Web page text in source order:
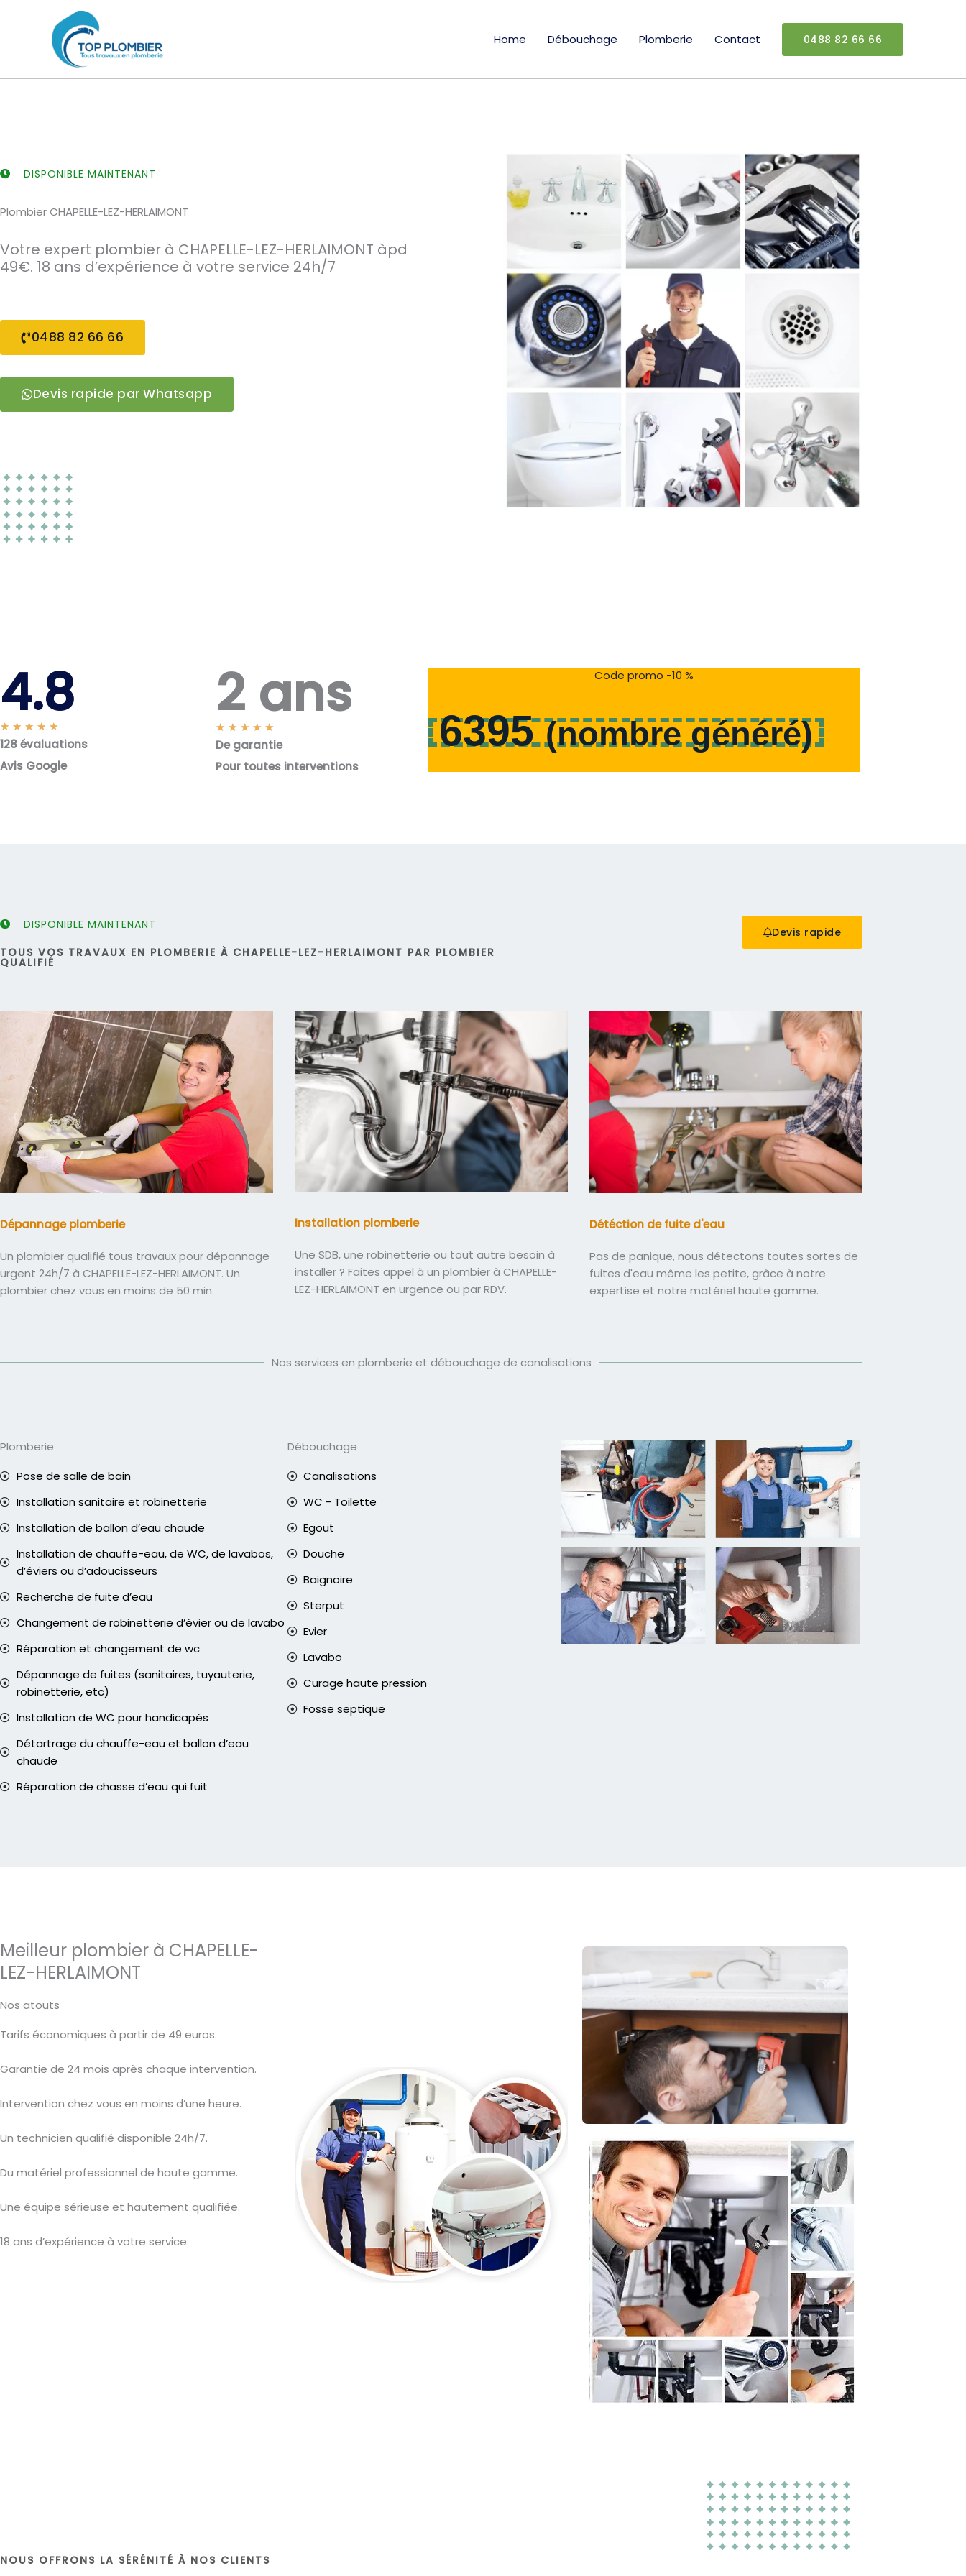
Home Débouchage Plomberie Contact 0488 82 66 66
DISPONIBLE MAINTENANT
Plombier CHAPELLE-LEZ-HERLAIMONT
Votre expert plombier à CHAPELLE-LEZ-HERLAIMONT àpd
49€. 18 ans d’expérience à votre service 24h/7
0488 82 66 66
Devis rapide par Whatsapp
4.8
★ ★ ★ ★ ★
o
t
128 évaluations
Avis Google
2 ans
★ ★ ★ ★ ★
o
De garantie
Pour toutes interventions
Code promo -10 %
6395(nombre généré)
DISPONIBLE MAINTENANT
TOUS VOS TRAVAUX EN PLOMBERIE À CHAPELLE-LEZ-HERLAIMONT PAR PLOMBIER
QUALIFIÉ
Devis rapide
Dépannage plomberie
Un plombier qualifié tous travaux pour dépannage
urgent 24h/7 à CHAPELLE-LEZ-HERLAIMONT. Un
plombier chez vous en moins de 50 min.
Installation plomberie
Une SDB, une robinetterie ou tout autre besoin à
installer ? Faites appel à un plombier à CHAPELLE-
LEZ-HERLAIMONT en urgence ou par RDV.
Détéction de fuite d'eau
Pas de panique, nous détectons toutes sortes de
fuites d'eau même les petite, grâce à notre
expertise et notre matériel haute gamme.
Nos services en plomberie et débouchage de canalisations
Plomberie
Pose de salle de bain
Installation sanitaire et robinetterie
Installation de ballon d’eau chaude
Installation de chauffe-eau, de WC, de lavabos,
d’éviers ou d’adoucisseurs
Recherche de fuite d’eau
Changement de robinetterie d’évier ou de lavabo
Réparation et changement de wc
Dépannage de fuites (sanitaires, tuyauterie,
robinetterie, etc)
Installation de WC pour handicapés
Détartrage du chauffe-eau et ballon d’eau
chaude
Réparation de chasse d’eau qui fuit
Débouchage
Canalisations
WC - Toilette
Egout
Douche
Baignoire
Sterput
Evier
Lavabo
Curage haute pression
Fosse septique
Meilleur plombier à CHAPELLE-
LEZ-HERLAIMONT
Nos atouts
Tarifs économiques à partir de 49 euros.
Garantie de 24 mois après chaque intervention.
Intervention chez vous en moins d’une heure.
Un technicien qualifié disponible 24h/7.
Du matériel professionnel de haute gamme.
Une équipe sérieuse et hautement qualifiée.
18 ans d’expérience à votre service.
NOUS OFFRONS LA SÉRÉNITÉ À NOS CLIENTS